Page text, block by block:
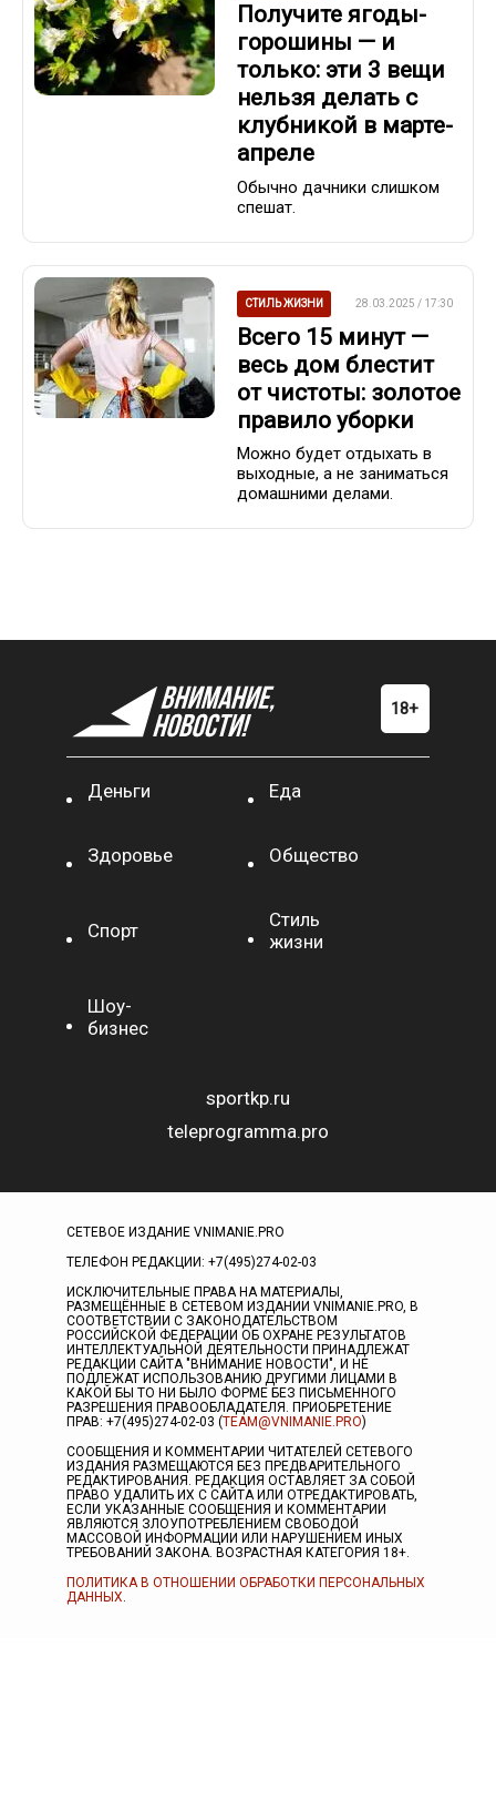
Получите ягоды-
горошины — и
только: эти 3 вещи
нельзя делать с
клубникой в марте-
апреле
Обычно дачники слишком
спешат.
СТИЛЬ ЖИЗНИ 28.03.2025 / 17:30
Всего 15 минут —
весь дом блестит
от чистоты: золотое
правило уборки
Можно будет отдыхать в
выходные, а не заниматься
домашними делами.
Деньги Еда
Здоровье Общество
Спорт
Стиль
жизни
Шоу-
бизнес
sportkp.ru
teleprogramma.pro
СЕТЕВОЕ ИЗДАНИЕ VNIMANIE.PRO
ТЕЛЕФОН РЕДАКЦИИ: +7(495)274-02-03
ИСКЛЮЧИТЕЛЬНЫЕ ПРАВА НА МАТЕРИАЛЫ,
РАЗМЕЩЁННЫЕ В СЕТЕВОМ ИЗДАНИИ VNIMANIE.PRO, В
СООТВЕТСТВИИ С ЗАКОНОДАТЕЛЬСТВОМ
РОССИЙСКОЙ ФЕДЕРАЦИИ ОБ ОХРАНЕ РЕЗУЛЬТАТОВ
ИНТЕЛЛЕКТУАЛЬНОЙ ДЕЯТЕЛЬНОСТИ ПРИНАДЛЕЖАТ
РЕДАКЦИИ САЙТА "ВНИМАНИЕ НОВОСТИ", И НЕ
ПОДЛЕЖАТ ИСПОЛЬЗОВАНИЮ ДРУГИМИ ЛИЦАМИ В
КАКОЙ БЫ ТО НИ БЫЛО ФОРМЕ БЕЗ ПИСЬМЕННОГО
РАЗРЕШЕНИЯ ПРАВООБЛАДАТЕЛЯ. ПРИОБРЕТЕНИЕ
ПРАВ: +7(495)274-02-03 (TEAM@VNIMANIE.PRO)
СООБЩЕНИЯ И КОММЕНТАРИИ ЧИТАТЕЛЕЙ СЕТЕВОГО
ИЗДАНИЯ РАЗМЕЩАЮТСЯ БЕЗ ПРЕДВАРИТЕЛЬНОГО
РЕДАКТИРОВАНИЯ. РЕДАКЦИЯ ОСТАВЛЯЕТ ЗА СОБОЙ
ПРАВО УДАЛИТЬ ИХ С САЙТА ИЛИ ОТРЕДАКТИРОВАТЬ,
ЕСЛИ УКАЗАННЫЕ СООБЩЕНИЯ И КОММЕНТАРИИ
ЯВЛЯЮТСЯ ЗЛОУПОТРЕБЛЕНИЕМ СВОБОДОЙ
МАССОВОЙ ИНФОРМАЦИИ ИЛИ НАРУШЕНИЕМ ИНЫХ
ТРЕБОВАНИЙ ЗАКОНА. ВОЗРАСТНАЯ КАТЕГОРИЯ 18+.
ПОЛИТИКА В ОТНОШЕНИИ ОБРАБОТКИ ПЕРСОНАЛЬНЫХ
ДАННЫХ.